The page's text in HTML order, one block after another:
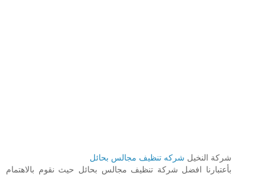
شركة النخيل شركه تنظيف مجالس بحائل
بأعتبارنا افضل شركة تنظيف مجالس بحائل حيث نقوم بالاهتمام